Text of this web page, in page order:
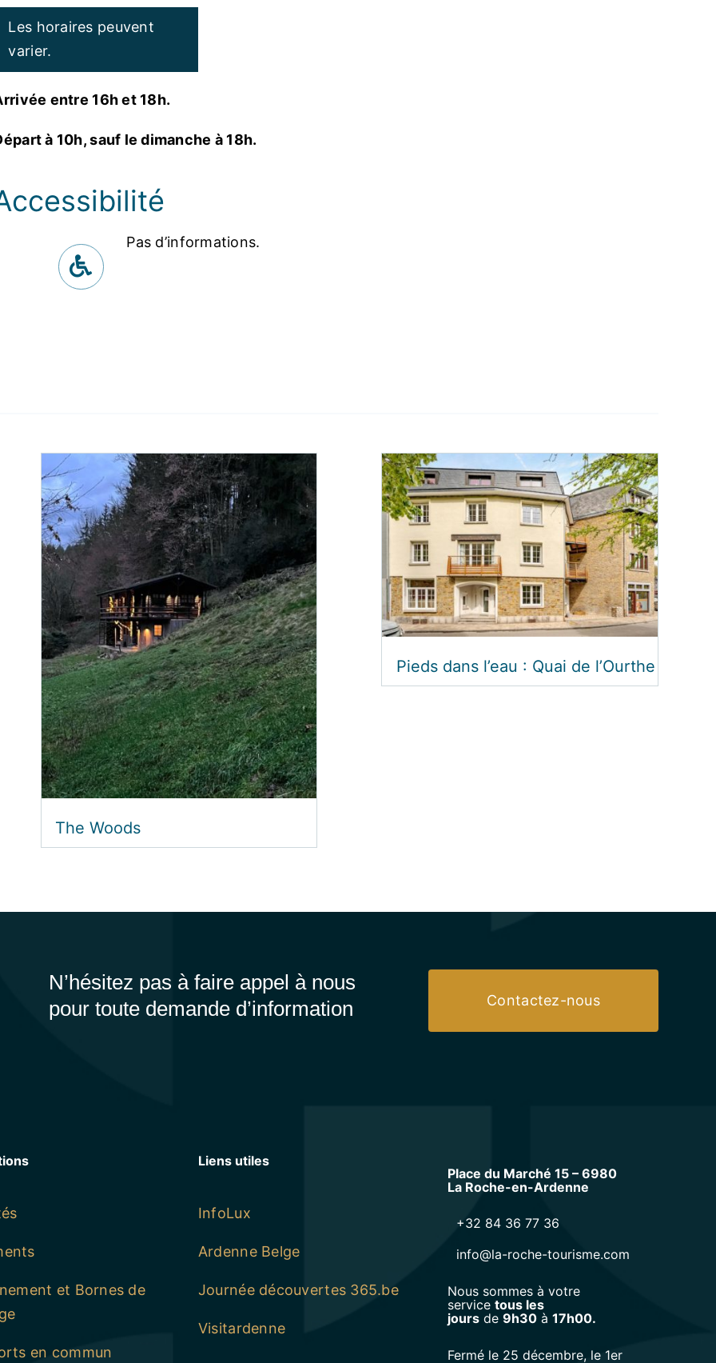
Les horaires peuvent
varier.
entre 16h et 18h.
à 10h, sauf le dimanche à 18h.
Pas d’informations.
The Woods
Pieds dans l’eau : Quai de l’Ourthe
N’hésitez pas à faire appel à nous
pour toute demande d’information
Contactez-nous
et Bornes de
en commun
Liens utiles
InfoLux
Ardenne Belge
Journée découvertes 365.be
Visitardenne
Place du Marché 15 – 6980
La Roche-en-Ardenne
+32 84 36 77 36
info@la-roche-tourisme.com
Nous sommes à votre
service tous les
joursde 9h30à 17h00.
Fermé le 25 décembre, le 1er